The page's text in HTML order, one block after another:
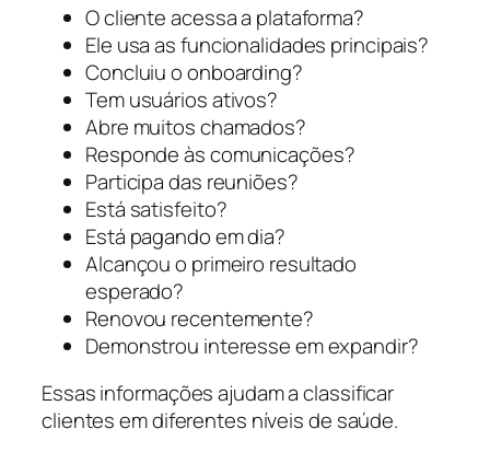
O cliente acessa a plataforma?
Ele usa as funcionalidades principais?
Concluiu o onboarding?
Tem usuários ativos?
Abre muitos chamados?
Responde às comunicações?
Participa das reuniões?
Está satisfeito?
Está pagando em dia?
Alcançou o primeiro resultado
esperado?
Renovou recentemente?
Demonstrou interesse em expandir?
Essas informações ajudam a classificar
clientes em diferentes níveis de saúde.